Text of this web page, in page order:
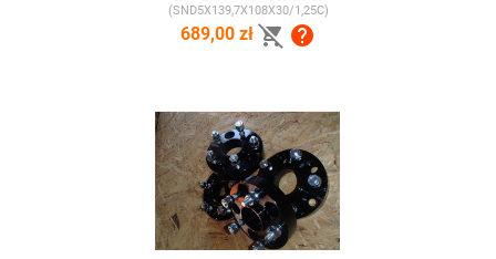
(SND5X139,7X108X30/1,25C)
689,00 zł  